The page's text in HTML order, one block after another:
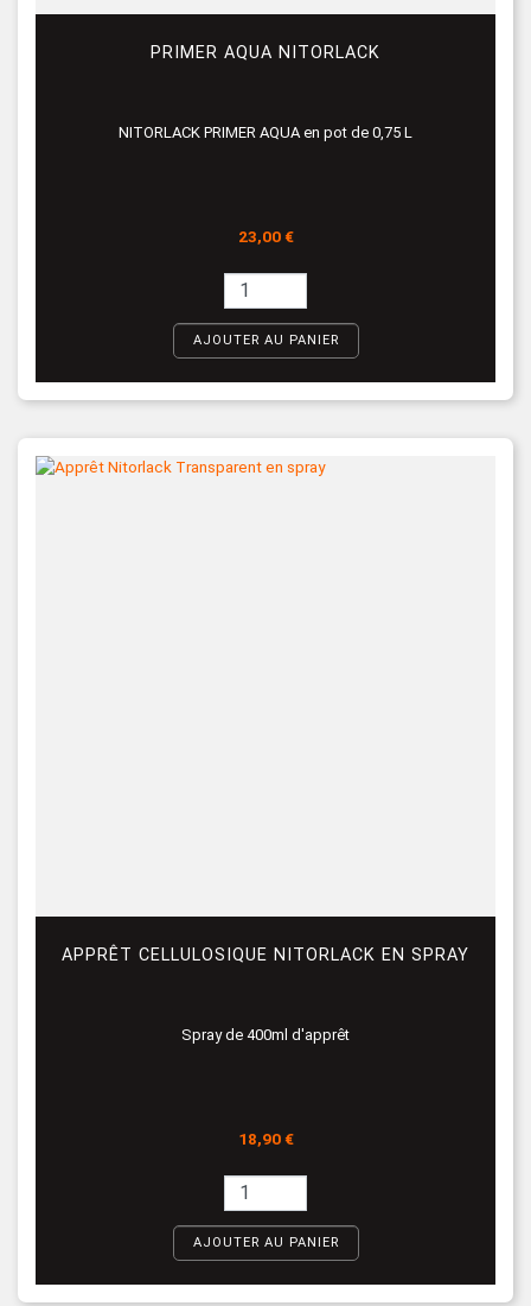
PRIMER AQUA NITORLACK
NITORLACK PRIMER AQUA en pot de 0,75 L
Prix
23,00 €
AJOUTER AU PANIER
APPRÊT CELLULOSIQUE NITORLACK EN SPRAY
Spray de 400ml d'apprêt
Prix
18,90 €
AJOUTER AU PANIER